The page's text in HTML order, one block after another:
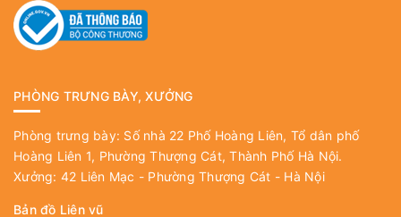
PHÒNG TRƯNG BÀY, XƯỞNG
Phòng trưng bày: Số nhà 22 Phố Hoàng Liên, Tổ dân phố
Hoàng Liên 1, Phường Thượng Cát, Thành Phố Hà Nội.
Xưởng: 42 Liên Mạc - Phường Thượng Cát - Hà Nội
Bản đồ Liên vũ